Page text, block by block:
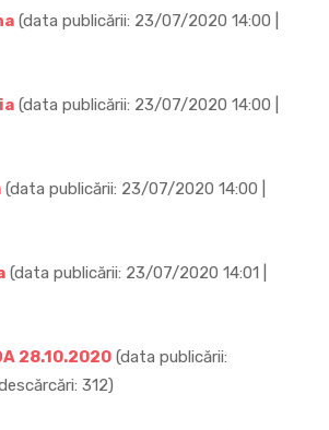
(data publicării: 23/07/2020 14:00 |
(data publicării: 23/07/2020 14:00 |
(data publicării: 23/07/2020 14:00 |
(data publicării: 23/07/2020 14:01 |
28.10.2020 (data publicării:
312)